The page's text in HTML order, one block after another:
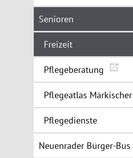
Senioren
Freizeit
Pflegeberatung
Pflegeatlas
Pflegedienste
Neuenrader Bürger-Bus